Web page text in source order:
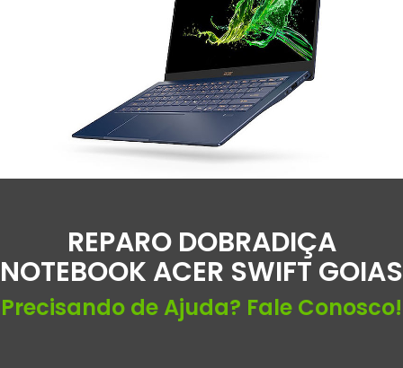
REPARO DOBRADIÇA
NOTEBOOK ACER SWIFT GOIAS
Precisando de Ajuda? Fale Conosco!